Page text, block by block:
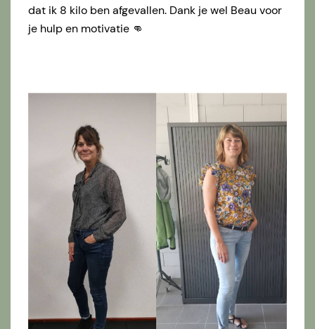
dat ik 8 kilo ben afgevallen. Dank je wel Beau voor
je hulp en motivatie 👊